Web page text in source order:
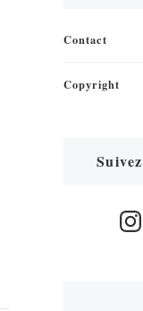
Contact
Copyright